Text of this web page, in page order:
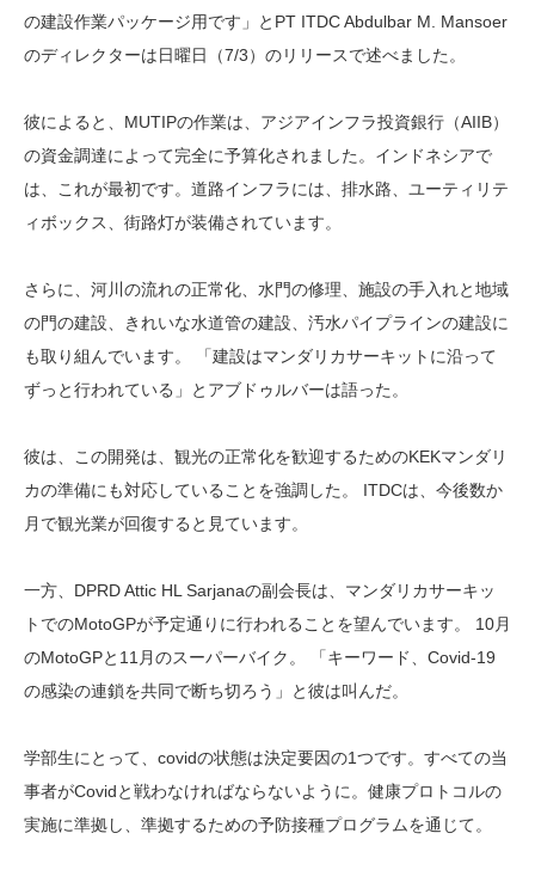
の建設作業パッケージ用です」とPT ITDC Abdulbar M. Mansoer
のディレクターは日曜日（7/3）のリリースで述べました。
彼によると、MUTIPの作業は、アジアインフラ投資銀行（AIIB）
の資金調達によって完全に予算化されました。インドネシアで
は、これが最初です。道路インフラには、排水路、ユーティリテ
ィボックス、街路灯が装備されています。
さらに、河川の流れの正常化、水門の修理、施設の手入れと地域
の門の建設、きれいな水道管の建設、汚水パイプラインの建設に
も取り組んでいます。 「建設はマンダリカサーキットに沿って
ずっと行われている」とアブドゥルバーは語った。
彼は、この開発は、観光の正常化を歓迎するためのKEKマンダリ
カの準備にも対応していることを強調した。 ITDCは、今後数か
月で観光業が回復すると見ています。
一方、DPRD Attic HL Sarjanaの副会長は、マンダリカサーキッ
トでのMotoGPが予定通りに行われることを望んでいます。 10月
のMotoGPと11月のスーパーバイク。 「キーワード、Covid-19
の感染の連鎖を共同で断ち切ろう」と彼は叫んだ。
学部生にとって、covidの状態は決定要因の1つです。すべての当
事者がCovidと戦わなければならないように。健康プロトコルの
実施に準拠し、準拠するための予防接種プログラムを通じて。